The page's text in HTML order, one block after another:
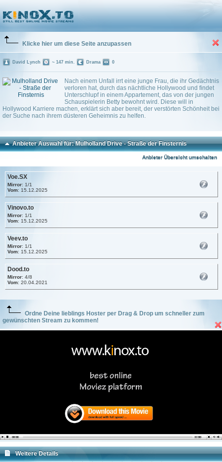
Klicke hier um diese Seite anzupassen
Nach einem Unfall irrt eine junge Frau, die ihr Gedächtnis
verloren hat, durch das nächtliche Hollywood und findet
Unterschlupf in einem Appartement, das von der jungen
Schauspielerin Betty bewohnt wird. Diese will in
Hollywood Karriere machen, erklärt sich aber bereit, der verstörten Schönheit bei
der Suche nach ihrem düsteren Geheimnis zu helfen.
David Lynch ~ 147 min. Drama 0
Anbieter Auswahl für: Mulholland Drive - Straße der Finsternis
Anbieter Übersicht umschalten
Voe.SX
Mirror: 1/1
Vom: 15.12.2025
Vinovo.to
Mirror: 1/1
Vom: 15.12.2025
Veev.to
Mirror: 1/1
Vom: 15.12.2025
Dood.to
Mirror: 4/8
Vom: 20.04.2021
Ordne Deine lieblings Hoster per Drag & Drop um schneller zum
gewünschten Stream zu kommen!
Weitere Details